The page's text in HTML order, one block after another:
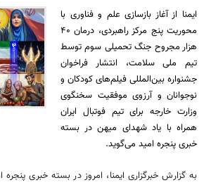
ایمنا از آغاز بازسازی علم و فناوری با
محوریت پنج مرکز راهبردی، درمان ۴۰
هزار مجروح جنگ تحمیلی سوم توسط
تیم ملی سلامت، انتشار فراخوان
جشنواره بین‌المللی فیلم‌های کودکان و
نوجوانان و آرزوی موفقیت سخنگوی
وزارت خارجه برای تیم فوتبال ایران
همراه با یاد شهدای میهن در بسته
خبری پنجره امید می‌گوید.
به گزارش خبرگزاری ایمنا، امروز در بسته خبری